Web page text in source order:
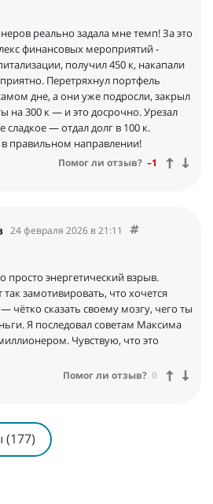
реально задала мне темп! За это
финансовых мероприятий -
получил 450 к, накапали
Перетряхнул портфель
дне, а они уже подросли, закрыл
на 300 к — и это досрочно. Урезал
сладкое — отдал долг в 100 к.
правильном направлении!
Помог ли отзыв? –1
24 февраля 2026 в 21:11
энергетический взрыв.
замотивировать, что хочется
чётко сказать своему мозгу, чего ты
Я последовал советам Максима
Чувствую, что это
Помог ли отзыв? 0
(177)